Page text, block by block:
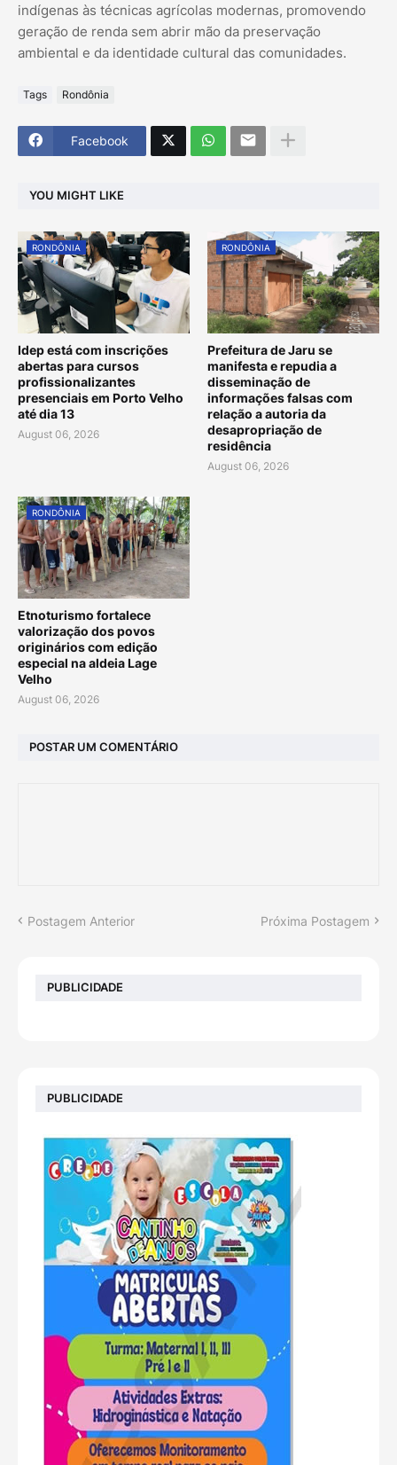
indígenas às técnicas agrícolas modernas, promovendo
geração de renda sem abrir mão da preservação
ambiental e da identidade cultural das comunidades.
Tags Rondônia
Facebook
YOU MIGHT LIKE
RONDÔNIA
Idep está com inscrições
abertas para cursos
profissionalizantes
presenciais em Porto Velho
até dia 13
August 06, 2026
RONDÔNIA
Prefeitura de Jaru se
manifesta e repudia a
disseminação de
informações falsas com
relação a autoria da
desapropriação de
residência
August 06, 2026
RONDÔNIA
Etnoturismo fortalece
valorização dos povos
originários com edição
especial na aldeia Lage
Velho
August 06, 2026
POSTAR UM COMENTÁRIO
Postagem Anterior Próxima Postagem
PUBLICIDADE
PUBLICIDADE